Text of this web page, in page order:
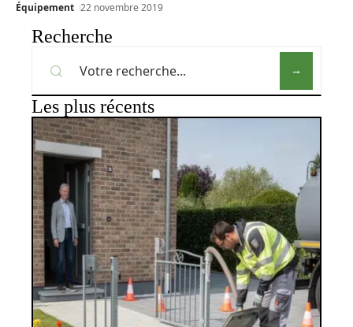
Équipement 22 novembre 2019
Recherche
Les plus récents